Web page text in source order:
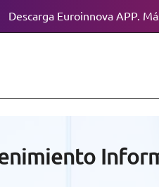
Descarga Euroinnova APP.